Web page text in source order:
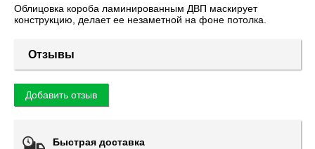
Облицовка короба ламинированным ДВП маскирует
конструкцию, делает ее незаметной на фоне потолка.
Отзывы
Добавить отзыв
Быстрая доставка